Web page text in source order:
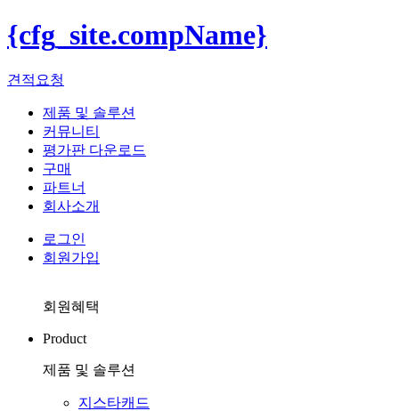
{cfg_site.compName}
견적요청
제품 및 솔루션
커뮤니티
평가판 다운로드
구매
파트너
회사소개
로그인
회원가입
회원혜택
Product
제품 및 솔루션
지스타캐드